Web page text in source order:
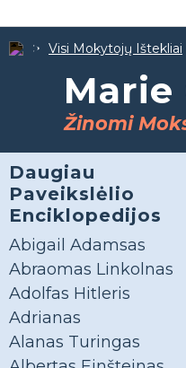
Visi Mokytojų Ištekliai
Žinomi
Daugiau
Paveikslėlio
Enciklopedijos
Abigail Adamsas
Abraomas Linkolnas
Adolfas Hitleris
Adrianas
Alanas Turingas